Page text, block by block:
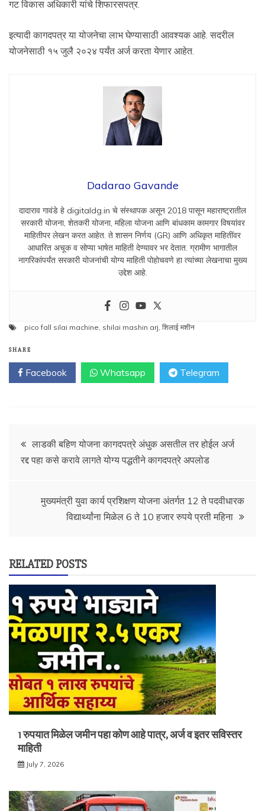
गट विकास अधिकारी यांचे शिफारसपत्र.
इत्यादी कागदपत्र या योजनेचा लाभ घेण्यासाठी आवश्यक आहे. सदरील
योजनेसाठी १५ जुलै २०२४ पर्यंत अर्ज करता येणार आहेत.
Dadarao Gavande
दादाराव गावंडे हे digitaldg.in चे संस्थापक असून 2018 पासून महाराष्ट्रातील
सरकारी योजना, शेतकरी योजना, महिला योजना आणि बांधकाम कामगार विषयांवर
माहितीपर लेखन करत आहेत. ते शासन निर्णय (GR) आणि अधिकृत माहितींवर
आधारित अचूक व सोप्या भाषेत माहिती देण्यावर भर देतात. ग्रामीण भागातील
नागरिकांपर्यंत सरकारी योजनांची योग्य माहिती पोहोचवणे हा त्यांच्या लेखनाचा मुख्य
उद्देश आहे.
pico fall silai machine, shilai mashin arj, शिलाई मशीन
SHARE
Facebook Whatsapp Telegram
Post
navigation
लाडकी बहिण योजना कागदपत्रे अंधुक असतील तर होईल अर्ज
रद्द पहा कसे करावे लागते योग्य पद्धतीने कागदपत्रे अपलोड
मुख्यमंत्री युवा कार्य प्रशिक्षण योजना अंतर्गत 12 ते पदवीधारक
विद्यार्थ्यांना मिळेल 6 ते 10 हजार रुपये प्रती महिना
RELATED POSTS
1 रुपयात मिळेल जमीन पहा कोण आहे पात्र, अर्ज व इतर सविस्तर
माहिती
July 7, 2026